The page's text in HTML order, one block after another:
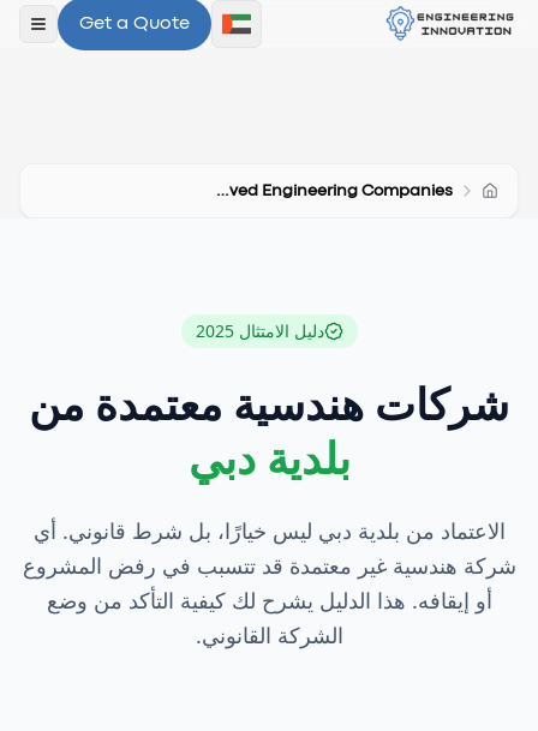
Get a Quote
فتح
Dubai Municipality Approved Engineering Companies
دليل الامتثال 2025
شركات هندسية معتمدة من
بلدية دبي
الاعتماد من بلدية دبي ليس خيارًا، بل شرط قانوني. أي
شركة هندسية غير معتمدة قد تتسبب في رفض المشروع
أو إيقافه. هذا الدليل يشرح لك كيفية التأكد من وضع
الشركة القانوني.